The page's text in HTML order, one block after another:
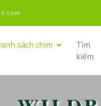
sách chim
Tìm
kiếm